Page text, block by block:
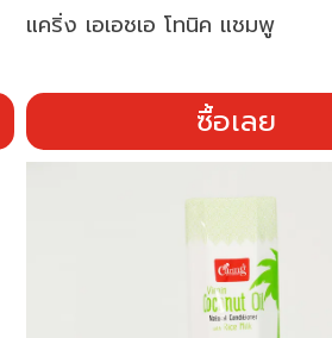
แคริ่ง เอเอชเอ โทนิค แชมพู
ซื้อเลย